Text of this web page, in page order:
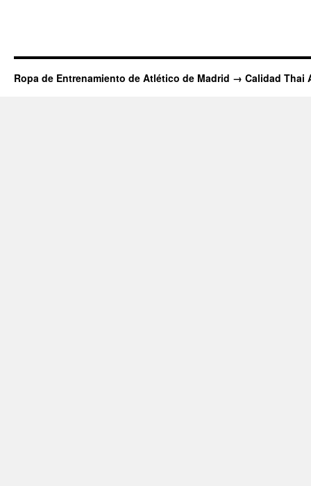
Ropa de Entrenamiento de Atlético de Madrid → Calidad Thai